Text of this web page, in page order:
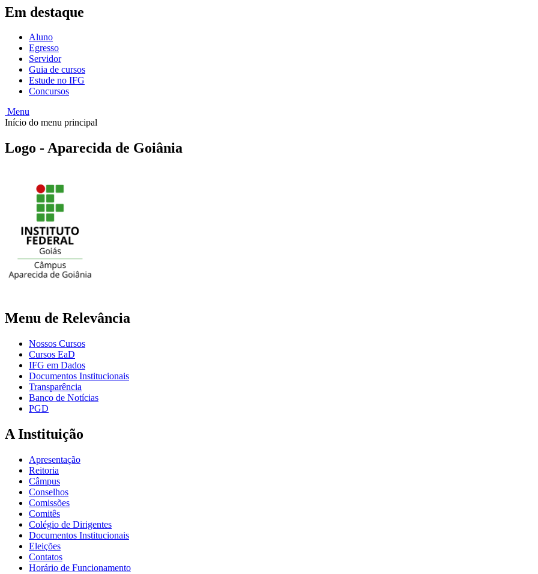
Em destaque
Aluno
Egresso
Servidor
Guia de cursos
Estude no IFG
Concursos
Menu
Início do menu principal
Logo - Aparecida de Goiânia
Menu de Relevância
Nossos Cursos
Cursos EaD
IFG em Dados
Documentos Institucionais
Transparência
Banco de Notícias
PGD
A Instituição
Apresentação
Reitoria
Câmpus
Conselhos
Comissões
Comitês
Colégio de Dirigentes
Documentos Institucionais
Eleições
Contatos
Horário de Funcionamento